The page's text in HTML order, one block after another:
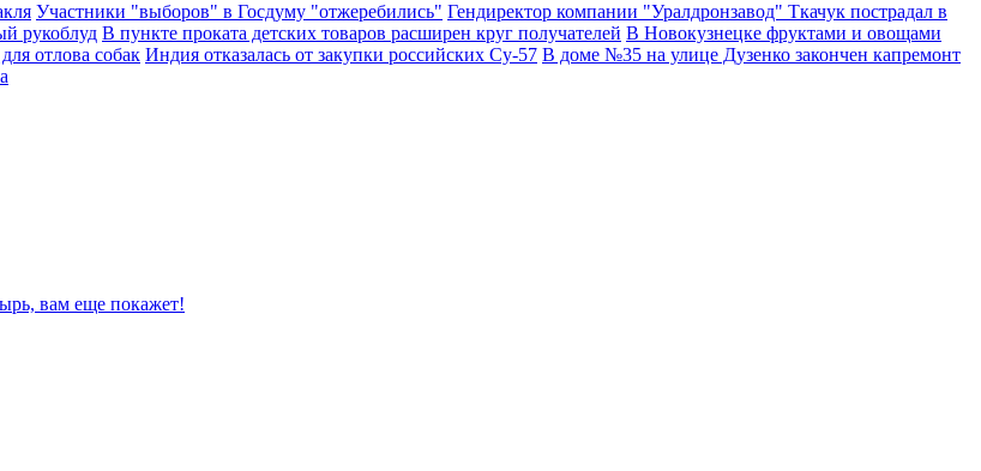
Участники "выборов" в Госдуму "отжеребились" Гендиректор компании "Уралдронзавод" Ткачук пострадал в
рукоблуд В пункте проката детских товаров расширен круг получателей В Новокузнецке фруктами и овощами
отлова собак Индия отказалась от закупки российских Су-57 В доме №35 на улице Дузенко закончен капремонт
вам еще покажет!